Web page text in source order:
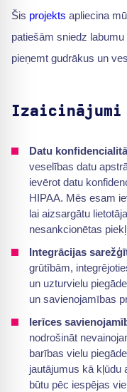
Šis projekts apliecina
patiešām sniedz
pieņemt gudrākus un
Izaicinājumi
Datu
veselības datu
ievērot datu
HIPAA. Mēs esam
lai aizsargātu
nesankcionētas
Integrācijas
grūtībām,
un uzturvielu
un savienojamības
Ierīces
nodrošināt
barības vielu
jautājumus kā kļūdu
būtu pēc iespējas